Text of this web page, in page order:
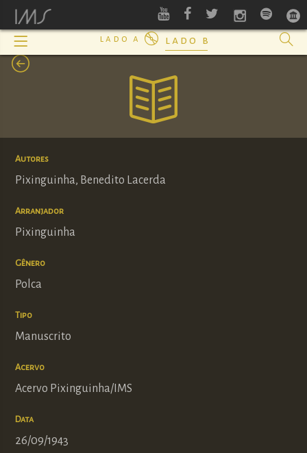
lado a lado b
Autores
Pixinguinha, Benedito Lacerda
Arranjador
Pixinguinha
Gênero
Polca
Tipo
Manuscrito
Acervo
Acervo Pixinguinha/IMS
Data
26/09/1943